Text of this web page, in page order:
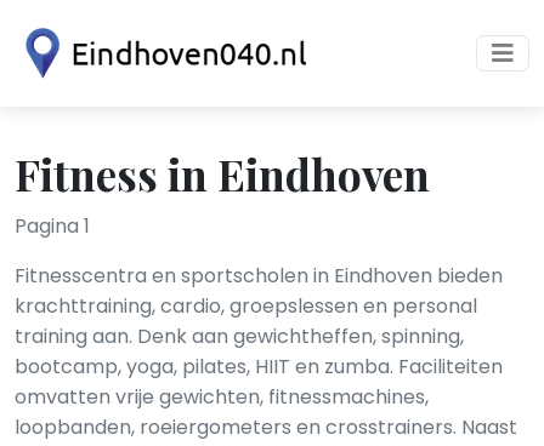
Fitness in Eindhoven
Pagina 1
Fitnesscentra en sportscholen in Eindhoven bieden
krachttraining, cardio, groepslessen en personal
training aan. Denk aan gewichtheffen, spinning,
bootcamp, yoga, pilates, HIIT en zumba. Faciliteiten
omvatten vrije gewichten, fitnessmachines,
loopbanden, roeiergometers en crosstrainers. Naast